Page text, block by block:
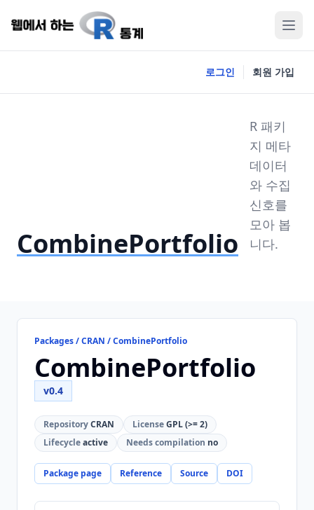
로그인 회원 가입
CombinePortfolio
R 패키
지 메타
데이터
와 수집
신호를
모아 봅
니다.
Packages / CRAN / CombinePortfolio
CombinePortfolio
v0.4
RepositoryCRAN LicenseGPL (>= 2)
Lifecycleactive Needs compilation no
Package page Reference Source DOI